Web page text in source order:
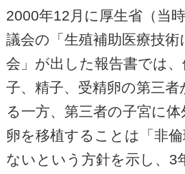
2000年12月に厚生省（当
議会の「生殖補助医療技術
会」が出した報告書では
子、精子、受精卵の第三
る一方、第三者の子宮に
卵を移植することは「非
ないという方針を示し、3